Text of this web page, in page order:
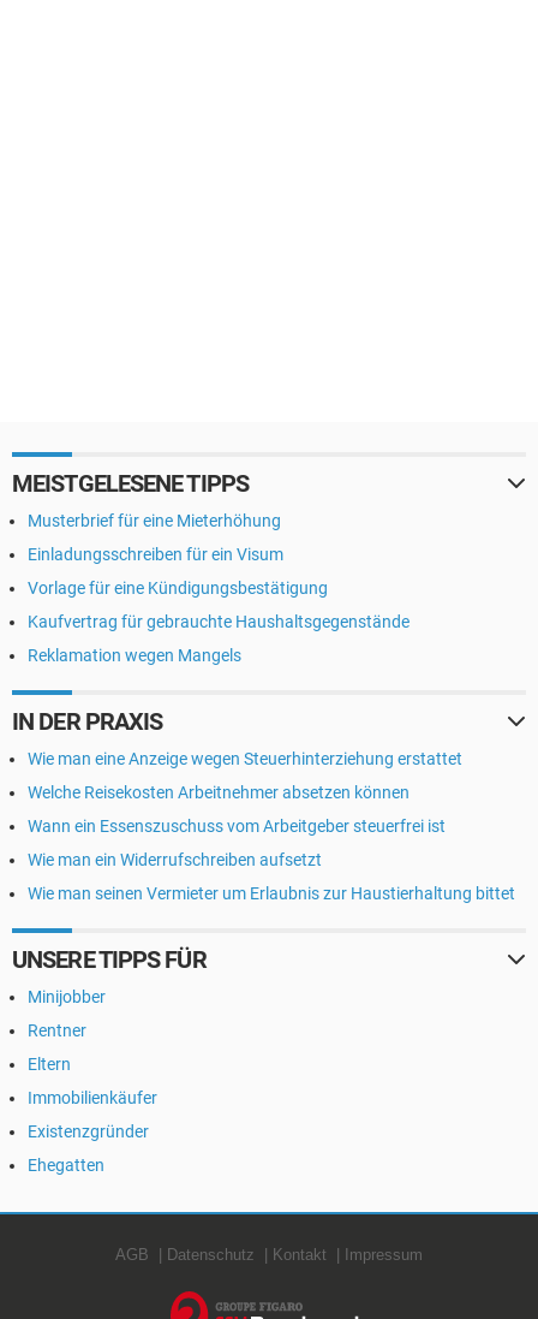
MEISTGELESENE TIPPS
Musterbrief für eine Mieterhöhung
Einladungsschreiben für ein Visum
Vorlage für eine Kündigungsbestätigung
Kaufvertrag für gebrauchte Haushaltsgegenstände
Reklamation wegen Mangels
IN DER PRAXIS
Wie man eine Anzeige wegen Steuerhinterziehung erstattet
Welche Reisekosten Arbeitnehmer absetzen können
Wann ein Essenszuschuss vom Arbeitgeber steuerfrei ist
Wie man ein Widerrufschreiben aufsetzt
Wie man seinen Vermieter um Erlaubnis zur Haustierhaltung bittet
UNSERE TIPPS FÜR
Minijobber
Rentner
Eltern
Immobilienkäufer
Existenzgründer
Ehegatten
AGB Datenschutz Kontakt Impressum